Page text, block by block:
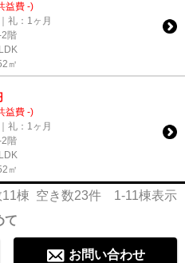
益費 -)
礼：1ヶ月
2階
㎡
益費 -)
礼：1ヶ月
2階
㎡
11棟 空き数23件 1-11棟表示
て
お問い合わせ